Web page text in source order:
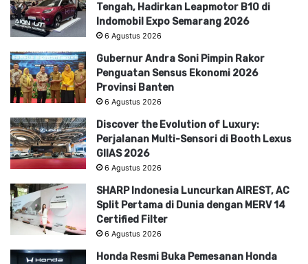
Tengah, Hadirkan Leapmotor B10 di
Indomobil Expo Semarang 2026
6 Agustus 2026
Gubernur Andra Soni Pimpin Rakor
Penguatan Sensus Ekonomi 2026
Provinsi Banten
6 Agustus 2026
Discover the Evolution of Luxury:
Perjalanan Multi-Sensori di Booth Lexus
GIIAS 2026
6 Agustus 2026
SHARP Indonesia Luncurkan AIREST, AC
Split Pertama di Dunia dengan MERV 14
Certified Filter
6 Agustus 2026
Honda Resmi Buka Pemesanan Honda